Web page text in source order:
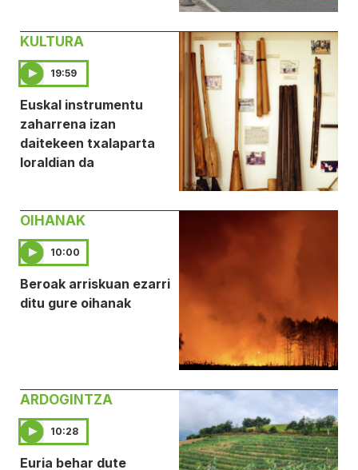
KULTURA
19:59
Euskal instrumentu
zaharrena izan
daitekeen txalaparta
loraldian da
OIHANAK
10:00
Beroak arriskuan ezarri
ditu gure oihanak
ARDOGINTZA
10:28
Euria behar dute